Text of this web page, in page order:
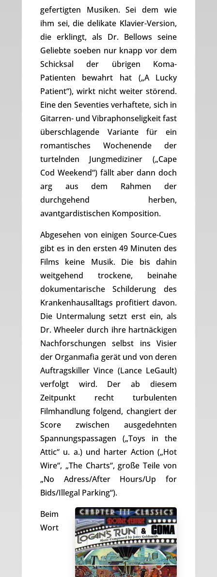
gefertigten Musiken. Sei dem wie
ihm sei, die delikate Klavier-Version,
die erklingt, als Dr. Bellows seine
Geliebte soeben nur knapp vor dem
Schicksal der übrigen Koma-
Patienten bewahrt hat („A Lucky
Patient“), wirkt nicht weiter störend.
Eine den Seventies verhaftete, sich in
Gitarren- und Vibraphonseligkeit fast
überschlagende Variante für ein
romantisches Wochenende der
turtelnden Jungmediziner („Cape
Cod Weekend“) fällt aber dann doch
arg aus dem Rahmen der
durchgehend herben,
avantgardistischen Komposition.
Abgesehen von einigen Source-Cues
gibt es in den ersten 49 Minuten des
Films keine Musik. Die bis dahin
weitgehend trockene, beinahe
dokumentarische Schilderung des
Krankenhausalltags profitiert davon.
Die Untermalung setzt erst ein, als
Dr. Wheeler durch ihre hartnäckigen
Nachforschungen selbst ins Visier
der Organmafia gerät und von deren
Auftragskiller Vince (Lance LeGault)
verfolgt wird. Der ab diesem
Zeitpunkt recht turbulenten
Filmhandlung folgend, changiert der
Score zwischen ausgedehnten
Spannungspassagen („Toys in the
Attic“ u. a.) und harter Action („Hot
Wire“, „The Charts“, große Teile von
„No Adress/After Hours/Up for
Bids/Illegal Parking“).
Beim
Wort